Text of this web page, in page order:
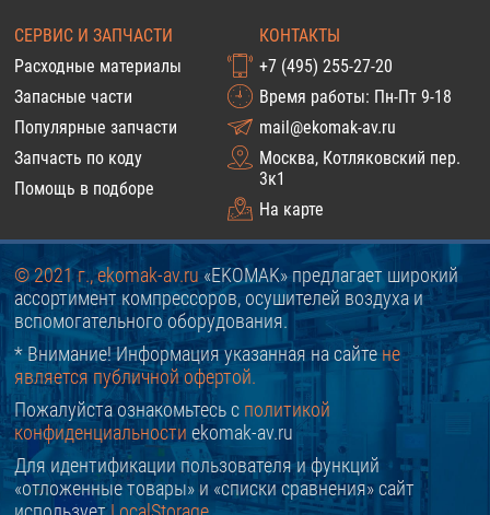
СЕРВИС И ЗАПЧАСТИ
Расходные материалы
Запасные части
Популярные запчасти
Запчасть по коду
Помощь в подборе
КОНТАКТЫ
+7 (495) 255-27-20
Время работы: Пн-Пт 9-18
mail@ekomak-av.ru
Москва, Котляковский пер.
3к1
На карте
© 2021 г., ekomak-av.ru «EKOMAK» предлагает широкий
ассортимент компрессоров, осушителей воздуха и
вспомогательного оборудования.
* Внимание! Информация указанная на сайтене
является публичной офертой.
Пожалуйста ознакомьтесь с политикой
конфиденциальности ekomak-av.ru
Для идентификации пользователя и функций
«отложенные товары» и «списки сравнения» сайт